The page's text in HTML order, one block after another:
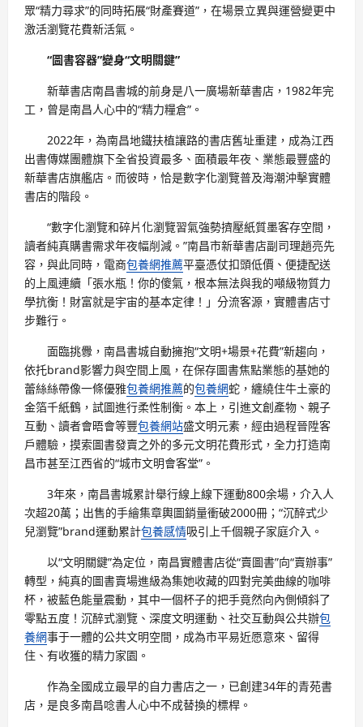
眾“精力尋求”的同時拓展“財產賽道”，在場景立異與運營變更中
激活瀏覽花費新活氣。
“圖書容器”變身“文明關鍵”
新華書店南昌書城的前身是八一廣場新華書店，1982年完
工，曾是南昌人心中的“精力糧倉”。
2022年，為南昌地鐵扶植讓路的書店舊址重建，成為江西
出書傳媒團體旗下全省投資最多、面積最年夜、業態最豐盛的
新華書店旗艦店。而彼時，恰是數字化瀏覽普及海潮沖擊實體
書店的階段。
“數字化瀏覽和碎片化瀏覽習氣強勢擠壓紙質墨客存空間，
讀者純真購書需求年夜幅削減。”南昌市新華書店副司理趙亮先
容，與此同時，電商包養網推薦平臺憑仗扣頭低價、便捷配送
的上風連續「張水瓶！你的傻氣，根本無法與我的噸級物質力
學抗衡！財富就是宇宙的基本定律！」分流客源，實體書店寸
步難行。
面臨挑釁，南昌書城自動擁抱“文明+場景+花費”新趨向，
依托brand影響力與空間上風，在保存圖書焦點業態的基她的
蕾絲絲帶像一條優雅包養網推薦的包養網蛇，纏繞住牛土豪的
金箔千紙鶴，試圖進行柔性制衡。本上，引進文創產物、親子
互動、讀者會晤會等豐包養網站盛文明元素，經由過程晉陞客
戶體驗，摸索圖書發賣之外的多元文明花費形式，全力打造南
昌市甚至江西省的“城市文明會客堂”。
3年來，南昌書城累計舉行線上線下運動800余場，介入人
次超20萬；出售的手繪集章輿圖銷量衝破2000冊；“沉醉式少
兒瀏覽”brand運動累計包養感情吸引上千個親子家庭介入。
以“文明關鍵”為定位，南昌實體書店從“賣圖書”向“賣辦事”
轉型，純真的圖書賣場進級為集她收藏的四對完美曲線的咖啡
杯，被藍色能量震動，其中一個杯子的把手竟然向內側傾斜了
零點五度！沉醉式瀏覽、深度文明運動、社交互動與公共辦包
養網事于一體的公共文明空間，成為市平易近愿意來、留得
住、有收獲的精力家園。
作為全國成立最早的自力書店之一，已創建34年的青苑書
店，是良多南昌唸書人心中不成替換的標桿。